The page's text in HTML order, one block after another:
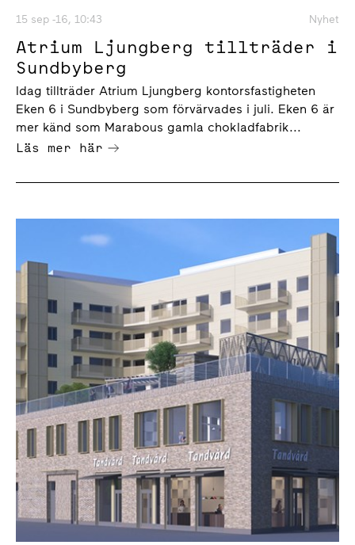
15 sep -16, 10:43 Nyhet
Atrium Ljungberg tillträder i
Sundbyberg
Idag tillträder Atrium Ljungberg kontorsfastigheten
Eken 6 i Sundbyberg som förvärvades i juli. Eken 6 är
mer känd som Marabous gamla chokladfabrik...
Läs mer här